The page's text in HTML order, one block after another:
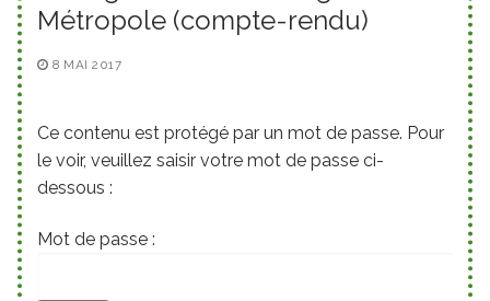
Métropole (compte-rendu)
8 MAI 2017
Ce contenu est protégé par un mot de passe. Pour
le voir, veuillez saisir votre mot de passe ci-
dessous :
Mot de passe :